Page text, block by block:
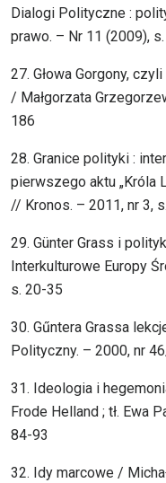
Dialogi Polityczne :
prawo. – Nr 11 (2009),
27. Głowa Gorgony,
/ Małgorzata
186
28. Granice polityki :
pierwszego aktu „Króla
// Kronos. – 2011, nr 3,
29. Günter Grass i
Interkulturowe Europy
s. 20-35
30. Gűntera Grassa
Polityczny. – 2000, nr
31. Ideologia i
Frode Helland ; tł. Ewa
84-93
32. Idy marcowe /